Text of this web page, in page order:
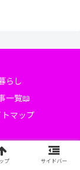
らし
一覧📖
マップ
プ サイドバー